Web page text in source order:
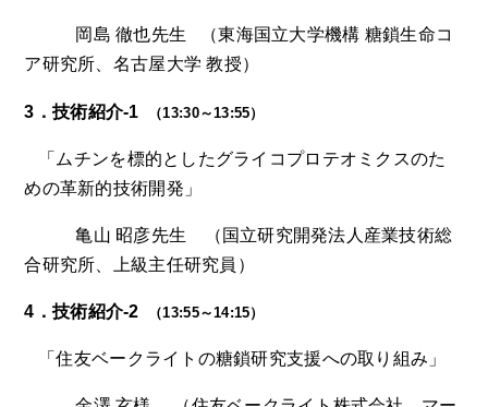
岡島 徹也先生 （東海国立大学機構 糖鎖生命コ
ア研究所、名古屋大学 教授）
3 ． 技術紹介-1 （13:30～13:55）
「ムチンを標的としたグライコプロテオミクスのた
めの革新的技術開発」
亀山 昭彦先生 （国立研究開発法人産業技術総
合研究所、上級主任研究員）
4 ． 技術紹介-2 （13:55～14:15）
「住友ベークライトの糖鎖研究支援への取り組み」